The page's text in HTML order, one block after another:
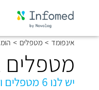
אינפומד > מטפלים >
מטפלים
יש לנו 6 מטפלים ומטפלות באתר